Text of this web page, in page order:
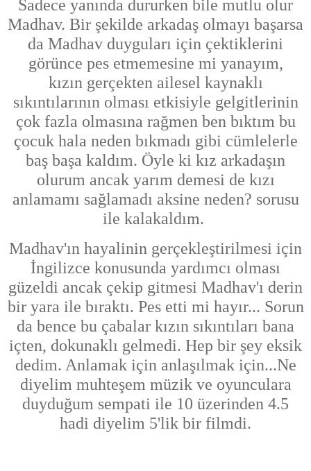
Sadece yanında dururken bile mutlu olur
Madhav. Bir şekilde arkadaş olmayı başarsa
da Madhav duyguları için çektiklerini
görünce pes etmemesine mi yanayım,
kızın gerçekten ailesel kaynaklı
sıkıntılarının olması etkisiyle gelgitlerinin
çok fazla olmasına rağmen ben bıktım bu
çocuk hala neden bıkmadı gibi cümlelerle
baş başa kaldım. Öyle ki kız arkadaşın
olurum ancak yarım demesi de kızı
anlamamı sağlamadı aksine neden? sorusu
ile kalakaldım.
Madhav'ın hayalinin gerçekleştirilmesi için
İngilizce konusunda yardımcı olması
güzeldi ancak çekip gitmesi Madhav'ı derin
bir yara ile bıraktı. Pes etti mi hayır... Sorun
da bence bu çabalar kızın sıkıntıları bana
içten, dokunaklı gelmedi. Hep bir şey eksik
dedim. Anlamak için anlaşılmak için...Ne
diyelim muhteşem müzik ve oyunculara
duyduğum sempati ile 10 üzerinden 4.5
hadi diyelim 5'lik bir filmdi.